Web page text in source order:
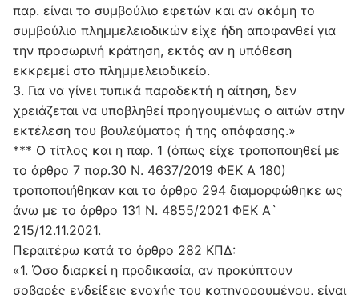
παρ. είναι το συμβούλιο εφετών και αν ακόμη το
συμβούλιο πλημμελειοδικών είχε ήδη αποφανθεί για
την προσωρινή κράτηση, εκτός αν η υπόθεση
εκκρεμεί στο πλημμελειοδικείο.
3. Για να γίνει τυπικά παραδεκτή η αίτηση, δεν
χρειάζεται να υποβληθεί προηγουμένως ο αιτών στην
εκτέλεση του βουλεύματος ή της απόφασης.»
*** Ο τίτλος και η παρ. 1 (όπως είχε τροποποιηθεί με
το άρθρο 7 παρ.30 Ν. 4637/2019 ΦΕΚ Α 180)
τροποποιήθηκαν και το άρθρο 294 διαμορφώθηκε ως
άνω με το άρθρο 131 Ν. 4855/2021 ΦΕΚ Α`
215/12.11.2021.
Περαιτέρω κατά το άρθρο 282 ΚΠΔ:
«1. Όσο διαρκεί η προδικασία, αν προκύπτουν
σοβαρές ενδείξεις ενοχής του κατηγορουμένου, είναι